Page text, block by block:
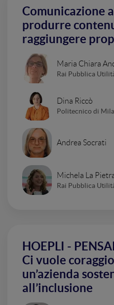
Comunicazione
produrre
raggiungere
Maria Chiara
Rai Pubblica
Dina Riccò
Politecnico di
Andrea Socrati
Michela La
Rai Pubblica
HOEPLI -
Ci vuole
un’azienda
all’inclusione